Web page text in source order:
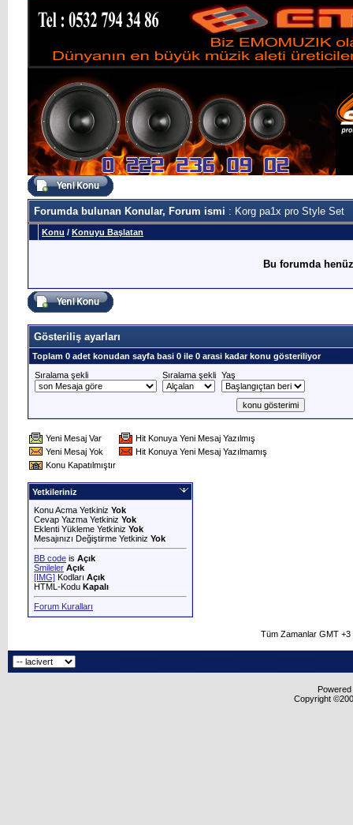
Forumda bulunan Konular, Forum ismi : Korg pa1x pro Style Set
Konu / Konuyu Başlatan
Bu forumda
Gösteriliş ayarları
Toplam 0 adet konudan sayfa basi 0 ile 0 arasi kadar konu gösteriliyor
Sıralama şekli
Sıralama şekli Yaş
Yeni Mesaj Var
Hit Konuya Yeni Mesaj Yazılmış
Yeni Mesaj Yok
Hit Konuya Yeni Mesaj Yazılmamış
Konu Kapatılmıştır
Yetkileriniz
Konu Acma Yetkiniz Yok
Cevap Yazma Yetkiniz Yok
Eklenti Yükleme Yetkiniz Yok
Mesajınızı Değiştirme Yetkiniz Yok
BB code is Açık
Smileler Açık
[IMG] Kodları Açık
HTML-Kodu Kapalı
Forum Kuralları
Tüm Zamanlar GMT
Copyright